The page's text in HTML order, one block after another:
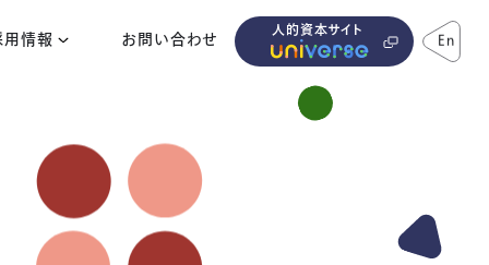
用情報 お問い合わせ 人的資本サイト En